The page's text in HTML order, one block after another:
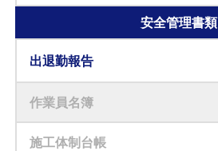
安全管理書類
出退勤報告
作業員名簿
施工体制台帳